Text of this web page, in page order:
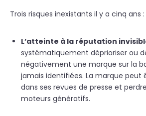
Trois risques inexistants il y a cinq ans :
L’atteinte à la réputation
systématiquement déprioriser ou
négativement une marque sur la
jamais identifiées. La marque peut
dans ses revues de presse et
moteurs génératifs.